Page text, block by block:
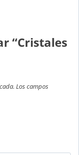
“Cristales
Los campos